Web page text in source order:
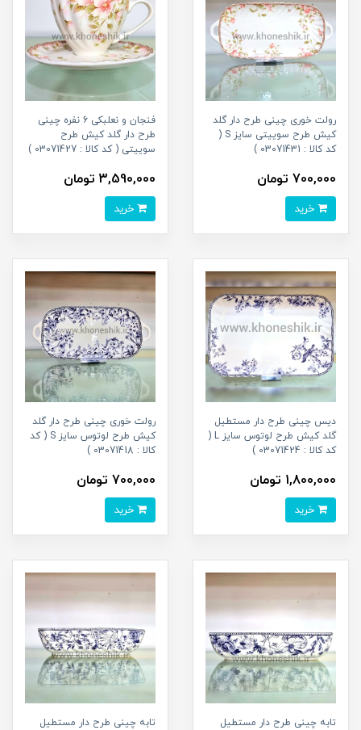
رولت خوری چینی طرح دار گلد
کیش طرح سوییتی سایز S (
کد کالا : 03071431 )
700,000 تومان
فنجان و نعلبکی 6 نفره چینی
طرح دار گلد کیش طرح
سوییتی ( کد کالا : 03071427 )
3,590,000 تومان
دیس چینی طرح دار مستطیل
گلد کیش طرح لوتوس سایز L (
کد کالا : 03071424 )
1,800,000 تومان
رولت خوری چینی طرح دار گلد
کیش طرح لوتوس سایز S ( کد
کالا : 03071418 )
700,000 تومان
تابه چینی طرح دار مستطیل
تابه چینی طرح دار مستطیل